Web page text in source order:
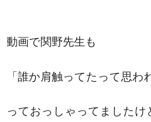
動画で関野先生も
「誰か肩触ってたって思わ
っておっしゃってましたけ